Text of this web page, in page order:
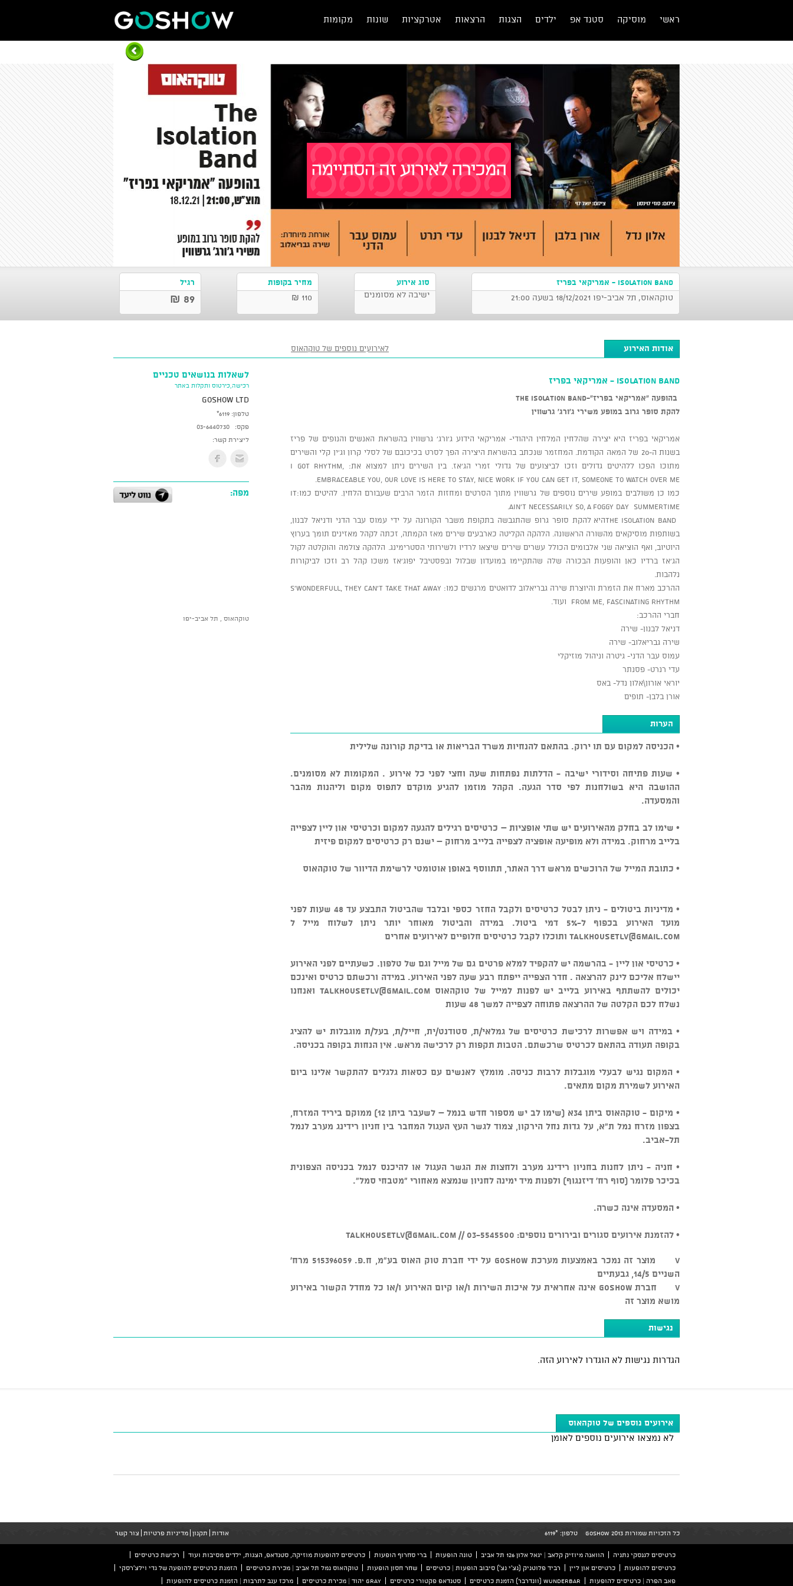
ראשי מוסיקה סטנד אפ ילדים הצגות הרצאות אטרקציות שונות מקומות
Isolation band - אמריקאי בפריז
טוקהאוס, תל אביב-יפו 18/12/2021 בשעה 21:00
סוג אירוע
ישיבה לא מסומנים
מחיר בקופות
110 ₪
רגיל
89 ₪
אודות האירוע לאירועים נוספים של טוקהאוס
Isolation band - אמריקאי בפריז
בהופעה "אמריקאי בפריז"-The Isolation Band
להקת סופר גרוב במופע משירי ג'ורג' גרשווין
אמריקאי בפריז היא יצירה שהלחין המלחין היהודי- אמריקאי הידוע ג’ורג’ גרשווין בהשראת האנשים והנופים של פריז
בשנות ה-20 של המאה הקודמת. המחזמר שנכתב בהשראת היצירה הפך לסרט בכיכובם של לסלי קרון וג’ין קלי והשירים
מתוכו הפכו ללהיטים גדולים וזכו לביצועים של גדולי זמרי הג’אז. בין השירים ניתן למצוא את: I got rhythm,
Embraceable you, Our love is here to stay, Nice Work if you can get it, Someone to Watch over Me.
כמו כן משולבים במופע שירים נוספים של גרשווין מתוך הסרטים ומחזות הזמר הרבים שעבורם הלחין. להיטים כמו:It
ain’t necessarily so, A foggy day Summertime.
The isolation bandהיא להקת סופר גרופ שהתגבשה בתקופת משבר הקורונה על ידי עמוס עבר הדני ודניאל לבנון,
בשותפות מוסיקאים מהשורה הראשונה. הלהקה הקליטה כארבעים שירים מאז הקמתה, זכתה לקהל מאזינים תומך בערוץ
היוטיוב, ואף הוציאה שני אלבומים הכולל עשרים שירים שיצאו לרדיו ולשירותי הסטרימינג. הלהקה צולמה והוקלטה לקול
הג’אז ברדיו כאן והופעות הבכורה שלה שהתקיימו במועדון שבלול ובפסטיבל יפוג’אז משכו קהל רב וזכו לביקורות
נלהבות.
ההרכב מארח את הזמרת והיוצרת שירה גבריאלוב לדואטים מרגשים כמו: S’wonderfull, They Can’t take that away
from me, Fascinating rhythm ועוד.
חברי ההרכב:
דניאל לבנון- שירה
שירה גבריאלוב- שירה
עמוס עבר הדני- גיטרה וניהול מוזיקלי
עדי רנרט- פסנתר
יוראי אורון\אלון נדל- באס
אורן בלבן- תופים
הערות
• הכניסה למקום עם תו ירוק. בהתאם להנחיות משרד הבריאות או בדיקת קורונה שלילית
• שעות פתיחה וסידורי ישיבה - הדלתות נפתחות שעה וחצי לפני כל אירוע . המקומות לא מסומנים.
ההושבה היא בשולחנות לפי סדר הגעה. הקהל מוזמן להגיע מוקדם לתפוס מקום וליהנות מהבר
והמסעדה.
• שימו לב בחלק מהאירועים יש שתי אופציות – כרטיסים רגילים להגעה למקום וכרטיסי און ליין לצפייה
בלייב מרחוק. במידה ולא מופיעה אופציה לצפייה בלייב מרחוק – ישנם רק כרטיסים למקום פיזית
• כתובת המייל של הרוכשים מראש דרך האתר, תתווסף באופן אוטומטי לרשימת הדיוור של טוקהאוס
• מדיניות ביטולים - ניתן לבטל כרטיסים ולקבל החזר כספי ובלבד שהביטול התבצע עד 48 שעות לפני
מועד האירוע בכפוף ל-5% דמי ביטול. במידה והביטול מאוחר יותר ניתן לשלוח מייל ל
talkhousetlv@gmail.com ותוכלו לקבל כרטיסים חלופיים לאירועים אחרים
• כרטיסי און ליין - בהרשמה יש להקפיד למלא פרטים גם של מייל וגם של טלפון. כשעתיים לפני האירוע
יישלח אליכם לינק להרצאה . חדר הצפייה ייפתח רבע שעה לפני האירוע. במידה ורכשתם כרטיס ואינכם
יכולים להשתתף באירוע בלייב יש לפנות למייל של טוקהאוסtalkhousetlv@gmail.com ואנחנו
נשלח לכם הקלטה של ההרצאה פתוחה לצפייה למשך 48 שעות
• במידה ויש אפשרות לרכישת כרטיסים של גמלאי/ת, סטודנט/ית, חייל/ת, בעל/ת מוגבלות יש להציג
בקופה תעודה בהתאם לכרטיס שרכשתם. הטבות תקפות רק לרכישה מראש. אין הנחות בקופה בכניסה.
• המקום נגיש לבעלי מוגבלות לרבות כניסה. מומלץ לאנשים עם כסאות גלגלים להתקשר אלינו ביום
האירוע לשמירת מקום מתאים.
• מיקום - טוקהאוס ביתן 34א (שימו לב יש מספור חדש בנמל – לשעבר ביתן 12) ממוקם ביריד המזרח,
בצפון מזרח נמל ת"א, על גדות נחל הירקון, צמוד לגשר העץ העגול המחבר בין חניון רידינג מערב לנמל
תל-אביב.
• חניה - ניתן לחנות בחניון רידינג מערב ולחצות את הגשר העגול או להיכנס לנמל בכניסה הצפונית
בכיכר פלומר (סוף רח' דיזנגוף) ולפנות מיד ימינה לחניון שנמצא מאחורי "מטבחי סמל".
• המסעדה אינה כשרה.
• להזמנת אירועים סגורים ובירורים נוספים: 03-5545500 // talkhousetlv@gmail.com
v מוצר זה נמכר באמצעות מערכת GOSHOW על ידי חברת טוק האוס בע"מ, ח.פ. 515396059 מרח'
השניים 14/5, גבעתיים
v חברת GOSHOW אינה אחראית על איכות השירות ו/או קיום האירוע ו/או כל מחדל הקשור באירוע
מושא מוצר זה
לשאלות בנושאים טכניים
רכישה,כירטוס ותקלות באתר
GoShow LTD
טלפון: *6119
פקס:
03-6440730
ליצירת קשר:
מפה:
טוקהאוס , תל אביב-יפו
נגישות
הגדרות נגישות לא הוגדרו לאירוע הזה.
אירועים נוספים של טוקהאוס
לא נמצאו אירועים נוספים לאומן
כל הזכויות שמורות GoShow 2013 טלפון: *6119 אודות תקנון מדיניות פרטיות צור קשר
כרטיסים לגנסקי נתניה הוואנה מיוזיק קלאב | יגאל אלון 126 תל אביב טונה הופעות ברי סחרוף הופעות כרטיסים להופעות מוזיקה, סטנדאפ, הצגות, ילדים מסיבות ועוד
רכישת כרטיסים
כרטיסים להופעות
כרטיסים און ליין רביד פלוטניק (נצ'י נצ') סיבוב הופעות | כרטיסים שחר חסון הופעות טוקהאוס נמל תל אביב | מכירת כרטיסים
הזמנת כרטיסים להופעה של גדי וילצ'רסקי
פאב הפרה | כרטיסים להופעות
wunderbar (וונדרבר) הזמנת כרטיסים סטנדאפ פקטורי כרטיסים GRAY יהוד | מכירת כרטיסים מרכז ענב לתרבות | הזמנת כרטיסים להופעות